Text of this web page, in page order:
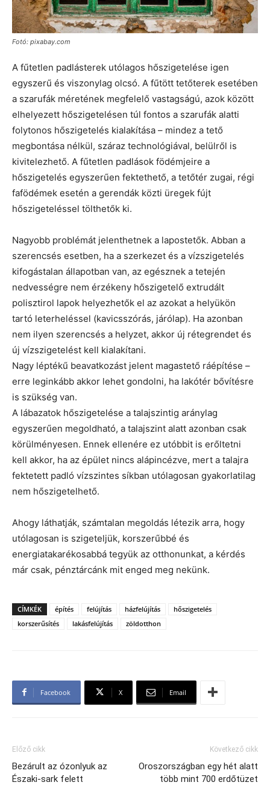
Fotó: pixabay.com
A fűtetlen padlásterek utólagos hőszigetelése igen
egyszerű és viszonylag olcsó. A fűtött tetőterek esetében
a szarufák méretének megfelelő vastagságú, azok között
elhelyezett hőszigetelésen túl fontos a szarufák alatti
folytonos hőszigetelés kialakítása – mindez a tető
megbontása nélkül, száraz technológiával, belülről is
kivitelezhető. A fűtetlen padlások födémjeire a
hőszigetelés egyszerűen fektethető, a tetőtér zugai, régi
fafödémek esetén a gerendák közti üregek fújt
hőszigeteléssel tölthetők ki.
Nagyobb problémát jelenthetnek a lapostetők. Abban a
szerencsés esetben, ha a szerkezet és a vízszigetelés
kifogástalan állapotban van, az egésznek a tetején
nedvességre nem érzékeny hőszigetelő extrudált
polisztirol lapok helyezhetők el az azokat a helyükön
tartó leterheléssel (kavicsszórás, járólap). Ha azonban
nem ilyen szerencsés a helyzet, akkor új rétegrendet és
új vízszigetelést kell kialakítani.
Nagy léptékű beavatkozást jelent magastető ráépítése –
erre leginkább akkor lehet gondolni, ha lakótér bővítésre
is szükség van.
A lábazatok hőszigetelése a talajszintig aránylag
egyszerűen megoldható, a talajszint alatt azonban csak
körülményesen. Ennek ellenére ez utóbbit is erőltetni
kell akkor, ha az épület nincs alápincézve, mert a talajra
fektetett padló vízszintes síkban utólagosan gyakorlatilag
nem hőszigetelhető.
Ahogy láthatják, számtalan megoldás létezik arra, hogy
utólagosan is szigeteljük, korszerűbbé és
energiatakarékosabbá tegyük az otthonunkat, a kérdés
már csak, pénztárcánk mit enged meg nekünk.
CÍMKÉK építés felújítás házfelújítás
hőszigetelés
korszerűsítés
lakásfelújítás zöldotthon
Facebook X Email
Előző cikk
Bezárult az ózonlyuk az
Északi-sark felett
Következő cikk
Oroszországban egy hét alatt
több mint 700 erdőtüzet